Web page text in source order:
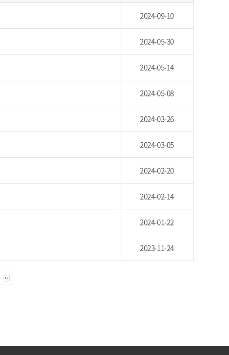
2024-09-10
2024-05-30
2024-05-14
2024-05-08
2024-03-26
2024-03-05
2024-02-20
2024-02-14
2024-01-22
2023-11-24